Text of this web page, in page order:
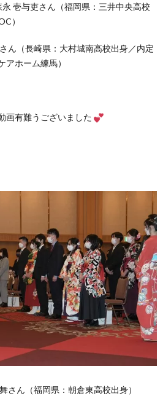
壱与吏さん（福岡県：三井中央高校
）
（長崎県：大村城南高校出身／内定
ホーム練馬）
画有難うございました
ん（福岡県：朝倉東高校出身）